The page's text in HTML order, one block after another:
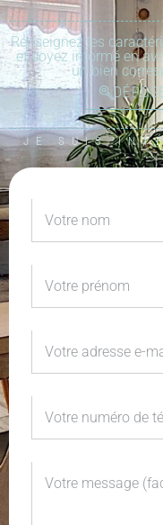
Renseignez les
et soyez informé en
un bien
JE SUIS